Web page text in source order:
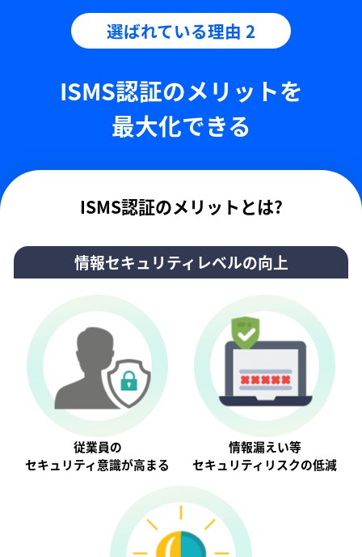
選ばれている理由 2
ISMS認証のメリットを
最大化できる
ISMS認証のメリットとは?
情報セキュリティレベルの向上
従業員の
セキュリティ意識が⾼まる
情報漏えい等
セキュリティリスクの低減